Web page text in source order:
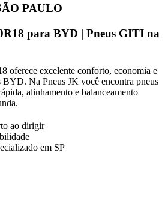
PAULO
para BYD | Pneus GITI na
oferece excelente conforto, economia e
BYD. Na Pneus JK você encontra pneus
alinhamento e balanceamento
ao dirigir
em SP